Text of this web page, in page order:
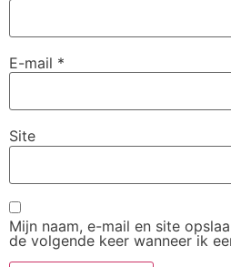
E-mail *
Site
Mijn naam, e-mail en site
de volgende keer wanneer ik